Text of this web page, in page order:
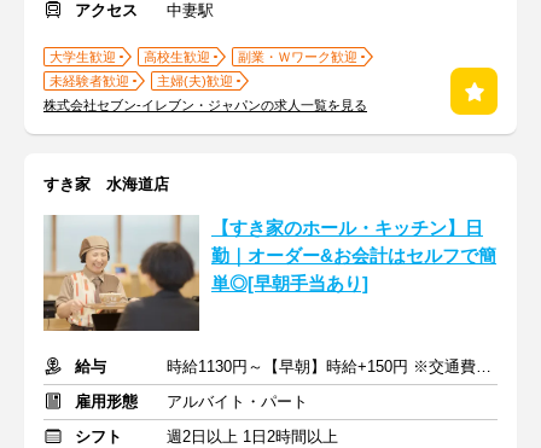
アクセス
中妻駅
大学生歓迎 高校生歓迎
副業・Ｗワーク歓迎
未経験者歓迎
主婦(夫)歓迎
株式会社セブン-イレブン・ジャパンの求人一覧を見る
すき家 水海道店
【すき家のホール・キッチン】日
勤｜オーダー&お会計はセルフで簡
単◎[早朝手当あり]
給与
時給1130円～【早朝】時給+150円 ※交通費支給
雇用形態
アルバイト・パート
シフト
週2日以上 1日2時間以上